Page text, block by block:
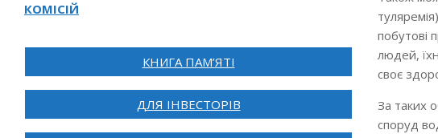
побутові
людей,
своє
За таких
споруд
КОМІСІЙ
КНИГА ПАМ’ЯТІ
ДЛЯ ІНВЕСТОРІВ